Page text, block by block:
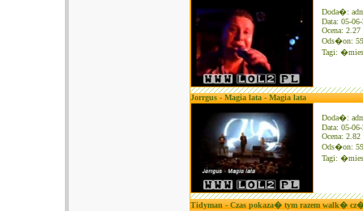
Doda�:
Data: 05-
Ocena: 2.27
Ods�on:
Tagi:
Jorrgus - Magia lata - Magia lata
Doda�:
Data: 05-
Ocena: 2.82
Ods�on:
Tagi:
Tidyman - Czas pokaza� tym razem walk�